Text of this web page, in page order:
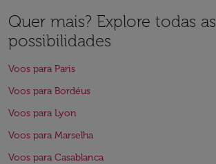
Quer mais? Explore todas as
possibilidades
Voos para Paris
Voos para Bordéus
Voos para Lyon
Voos para Marselha
Voos para Casablanca